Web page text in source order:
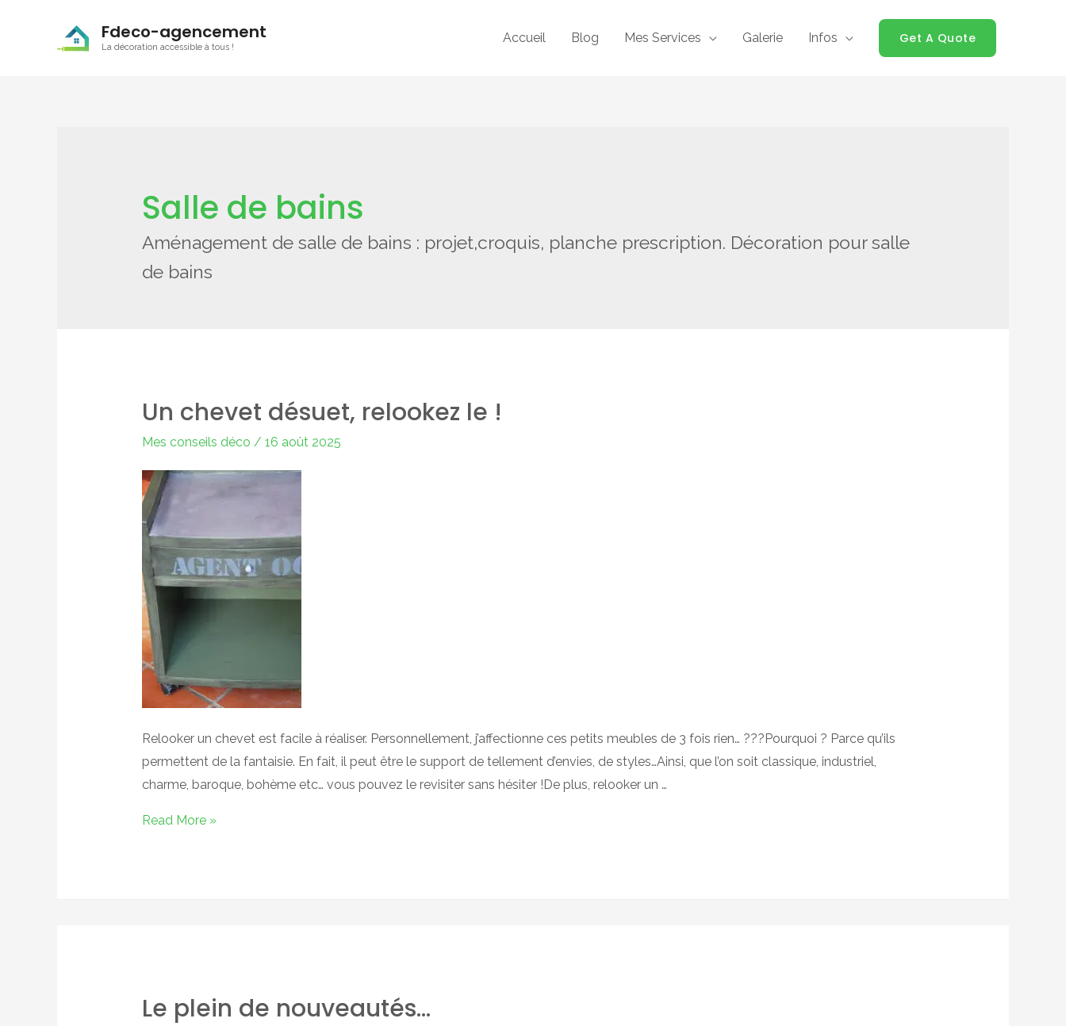
Fdeco-agencement
La décoration accessible à tous !
Accueil Blog Mes Services Galerie Infos Get A Quote
Salle de bains
Aménagement de salle de bains : projet,croquis, planche prescription. Décoration pour salle
de bains
Un chevet désuet, relookez le !
Mes conseils déco / 16 août 2025
Relooker un chevet est facile à réaliser. Personnellement, j’affectionne ces petits meubles de 3 fois rien… ???Pourquoi ? Parce qu’ils
permettent de la fantaisie. En fait, il peut être le support de tellement d’envies, de styles…Ainsi, que l’on soit classique, industriel,
charme, baroque, bohème etc… vous pouvez le revisiter sans hésiter !De plus, relooker un …
Un
Read More »
Le plein de nouveautés…